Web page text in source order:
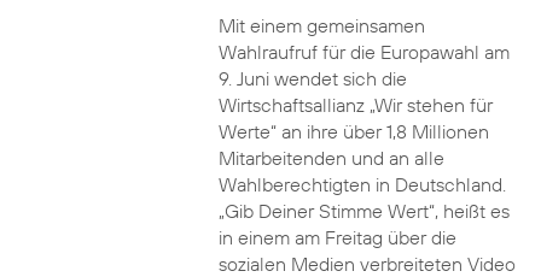
Mit einem gemeinsamen
Wahlraufruf für die Europawahl am
9. Juni wendet sich die
Wirtschaftsallianz „Wir stehen für
Werte“ an ihre über 1,8 Millionen
Mitarbeitenden und an alle
Wahlberechtigten in Deutschland.
„Gib Deiner Stimme Wert“, heißt es
in einem am Freitag über die
sozialen Medien verbreiteten Video